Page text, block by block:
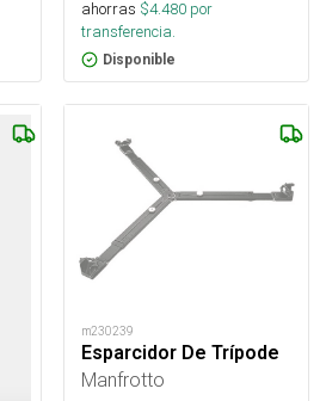
ahorras $4.480 por
transferencia.
Disponible
m230239
Esparcidor De Trípode
Manfrotto